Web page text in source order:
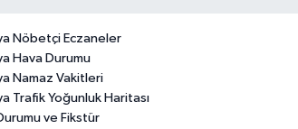
Nöbetçi Eczaneler
Hava Durumu
Namaz Vakitleri
Trafik Yoğunluk Haritası
ve Fikstür